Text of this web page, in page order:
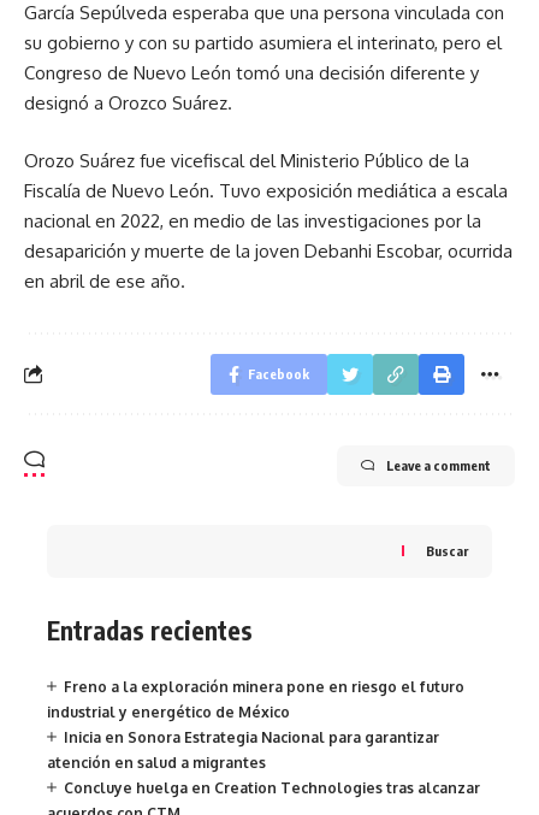
García Sepúlveda esperaba que una persona vinculada con
su gobierno y con su partido asumiera el interinato, pero el
Congreso de Nuevo León tomó una decisión diferente y
designó a Orozco Suárez.
Orozo Suárez fue vicefiscal del Ministerio Público de la
Fiscalía de Nuevo León. Tuvo exposición mediática a escala
nacional en 2022, en medio de las investigaciones por la
desaparición y muerte de la joven Debanhi Escobar, ocurrida
en abril de ese año.
Facebook
Leave a comment
Buscar
Entradas recientes
Freno a la exploración minera pone en riesgo el futuro
industrial y energético de México
Inicia en Sonora Estrategia Nacional para garantizar
atención en salud a migrantes
Concluye huelga en Creation Technologies tras alcanzar